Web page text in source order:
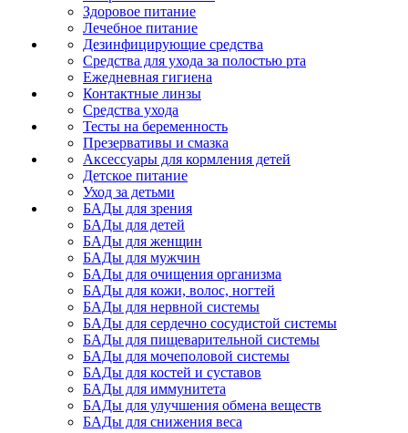
Здоровое питание
Лечебное питание
Дезинфицирующие средства
Средства для ухода за полостью рта
Ежедневная гигиена
Контактные линзы
Средства ухода
Тесты на беременность
Презервативы и смазка
Аксессуары для кормления детей
Детское питание
Уход за детьми
БАДы для зрения
БАДы для детей
БАДы для женщин
БАДы для мужчин
БАДы для очищения организма
БАДы для кожи, волос, ногтей
БАДы для нервной системы
БАДы для сердечно сосудистой системы
БАДы для пищеварительной системы
БАДы для мочеполовой системы
БАДы для костей и суставов
БАДы для иммунитета
БАДы для улучшения обмена веществ
БАДы для снижения веса